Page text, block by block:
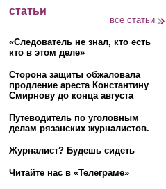
статьи
все статьи
«Следователь не знал, кто есть
кто в этом деле»
Сторона защиты обжаловала
продление ареста Константину
Смирнову до конца августа
Путеводитель по уголовным
делам рязанских журналистов.
Журналист? Будешь сидеть
Читайте нас в «Телеграме»